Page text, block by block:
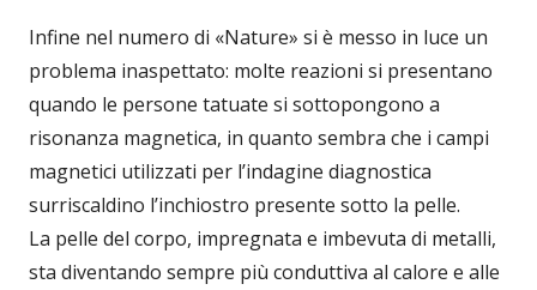
Infine nel numero di «Nature» si è messo in luce un
problema inaspettato: molte reazioni si presentano
quando le persone tatuate si sottopongono a
risonanza magnetica, in quanto sembra che i campi
magnetici utilizzati per l’indagine diagnostica
surriscaldino l’inchiostro presente sotto la pelle.
La pelle del corpo, impregnata e imbevuta di metalli,
sta diventando sempre più conduttiva al calore e alle